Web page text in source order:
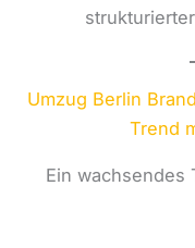
Umzug Berlin
Trend
Ein wachsendes